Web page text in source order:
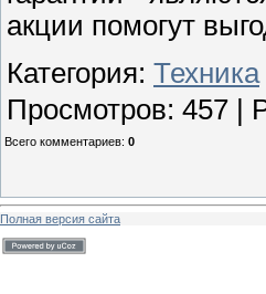
акции помогут
Категория: Техника|
Просмотров: 457
Всего комментариев: 0
Полная версия сайта